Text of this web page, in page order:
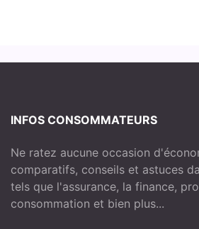
INFOS CONSOMMATEURS
Ne ratez aucune occasion
comparatifs, conseils et astuces
tels que l'assurance, la finance,
consommation et bien plus...